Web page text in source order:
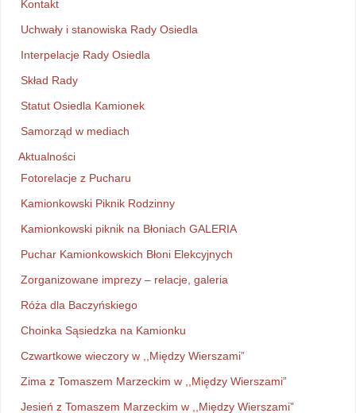
Kontakt
Uchwały i stanowiska Rady Osiedla
Interpelacje Rady Osiedla
Skład Rady
Statut Osiedla Kamionek
Samorząd w mediach
Aktualności
Fotorelacje z Pucharu
Kamionkowski Piknik Rodzinny
Kamionkowski piknik na Błoniach GALERIA
Puchar Kamionkowskich Błoni Elekcyjnych
Zorganizowane imprezy – relacje, galeria
Róża dla Baczyńskiego
Choinka Sąsiedzka na Kamionku
Czwartkowe wieczory w ,,Między Wierszami”
Zima z Tomaszem Marzeckim w ,,Między Wierszami”
Jesień z Tomaszem Marzeckim w ,,Między Wierszami”